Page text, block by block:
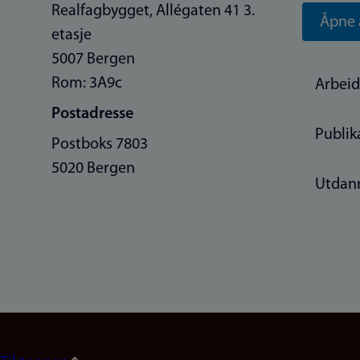
Realfagbygget, Allégaten 41 3.
etasje
5007 Bergen
Rom: 3A9c
Postadresse
Postboks 7803
5020 Bergen
Åpne
Arbeid